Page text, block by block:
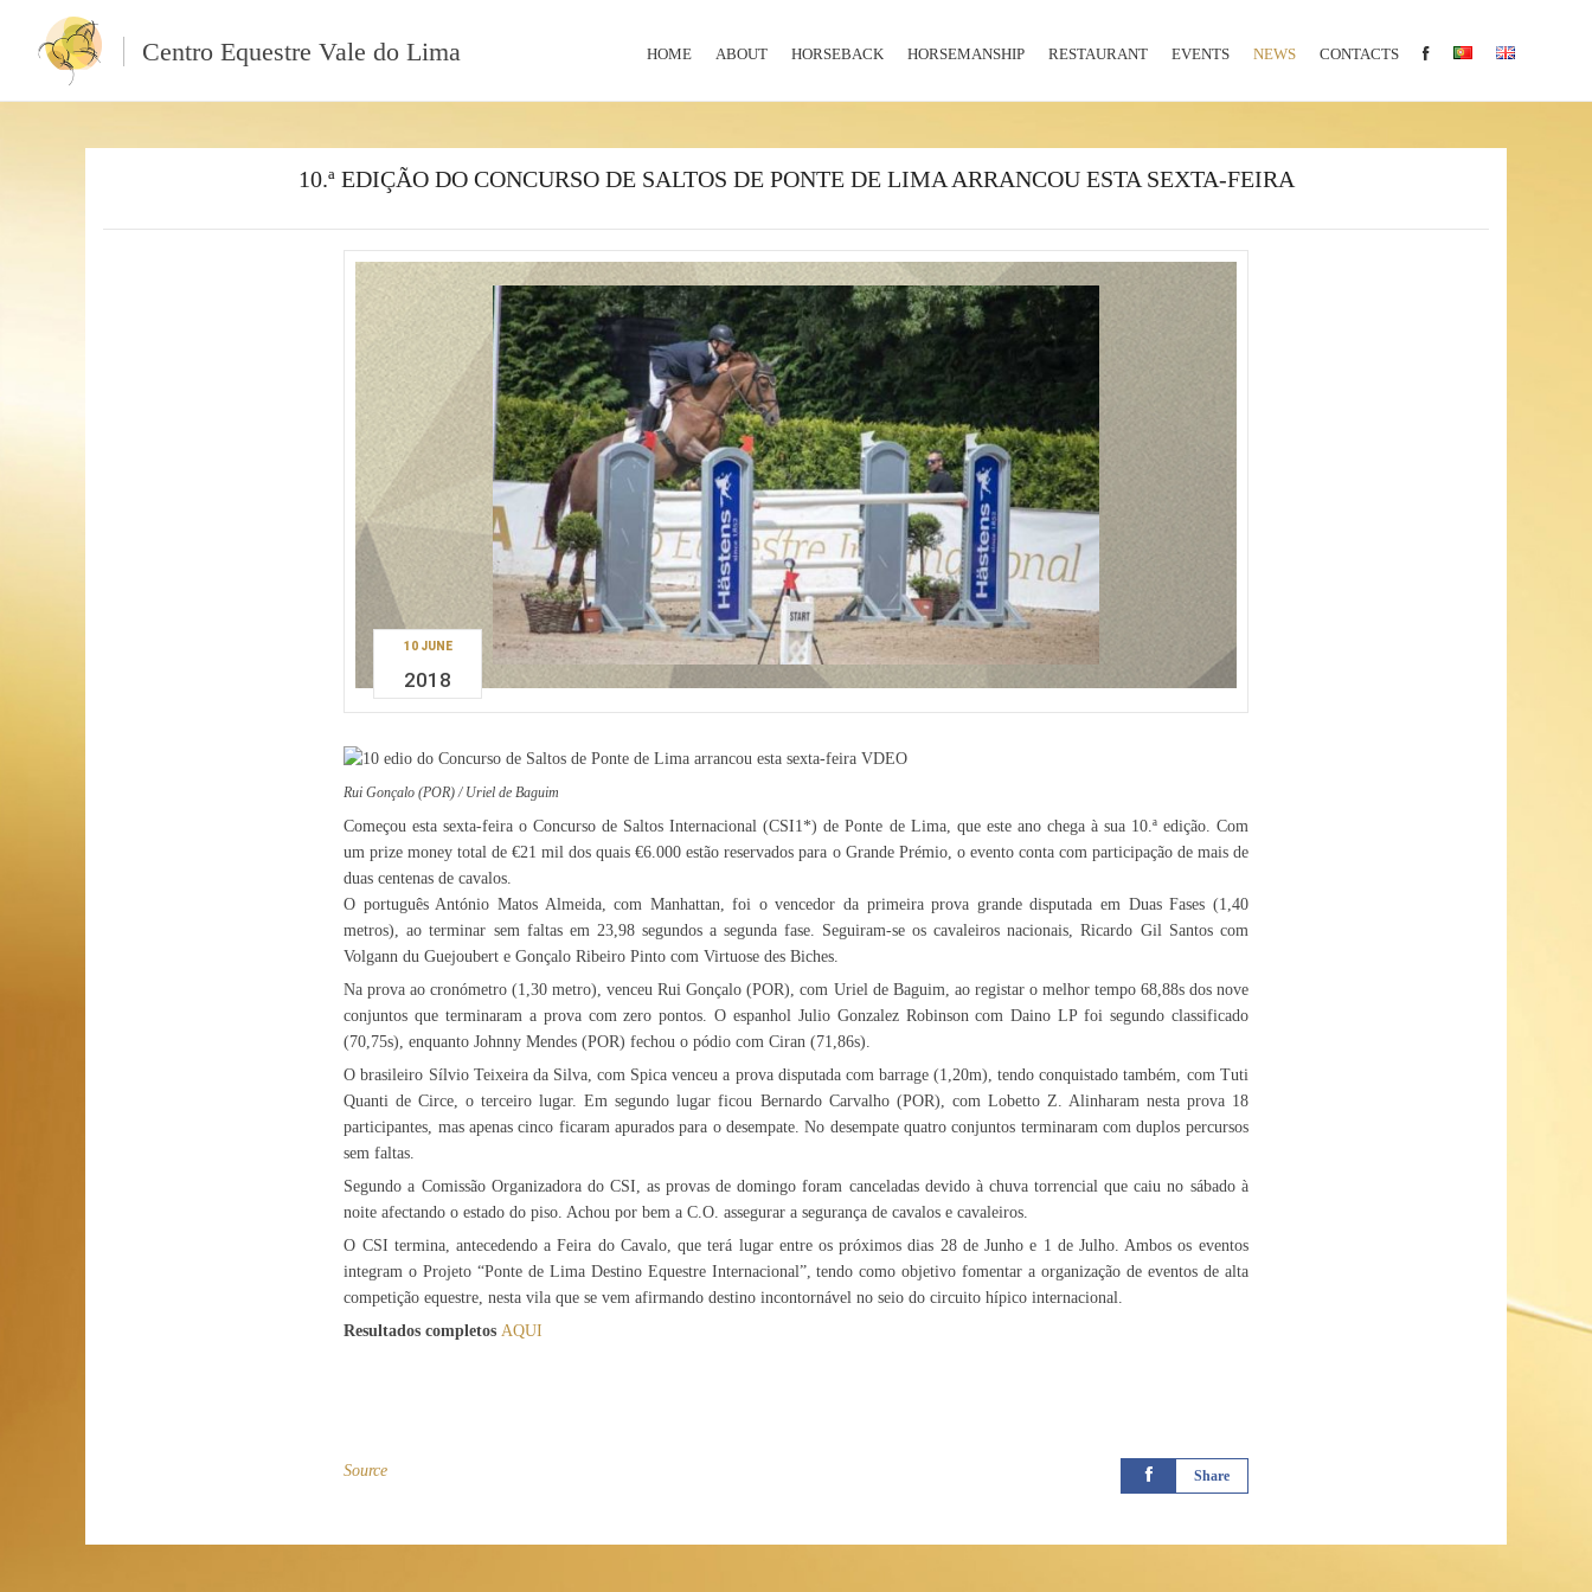
Centro Equestre Vale do Lima HOME ABOUT HORSEBACK HORSEMANSHIP RESTAURANT EVENTS NEWS CONTACTS
10.ª EDIÇÃO DO CONCURSO DE SALTOS DE PONTE DE LIMA ARRANCOU ESTA SEXTA-FEIRA
10 JUNE
2018
Rui Gonçalo (POR) / Uriel de Baguim
Começou esta sexta-feira o Concurso de Saltos Internacional (CSI1*) de Ponte de Lima, que este ano chega à sua 10.ª edição. Com
um prize money total de €21 mil dos quais €6.000 estão reservados para o Grande Prémio, o evento conta com participação de mais de
duas centenas de cavalos.
O português António Matos Almeida, com Manhattan, foi o vencedor da primeira prova grande disputada em Duas Fases (1,40
metros), ao terminar sem faltas em 23,98 segundos a segunda fase. Seguiram-se os cavaleiros nacionais, Ricardo Gil Santos com
Volgann du Guejoubert e Gonçalo Ribeiro Pinto com Virtuose des Biches.
Na prova ao cronómetro (1,30 metro), venceu Rui Gonçalo (POR), com Uriel de Baguim, ao registar o melhor tempo 68,88s dos nove
conjuntos que terminaram a prova com zero pontos. O espanhol Julio Gonzalez Robinson com Daino LP foi segundo classificado
(70,75s), enquanto Johnny Mendes (POR) fechou o pódio com Ciran (71,86s).
O brasileiro Sílvio Teixeira da Silva, com Spica venceu a prova disputada com barrage (1,20m), tendo conquistado também, com Tuti
Quanti de Circe, o terceiro lugar. Em segundo lugar ficou Bernardo Carvalho (POR), com Lobetto Z. Alinharam nesta prova 18
participantes, mas apenas cinco ficaram apurados para o desempate. No desempate quatro conjuntos terminaram com duplos percursos
sem faltas.
Segundo a Comissão Organizadora do CSI, as provas de domingo foram canceladas devido à chuva torrencial que caiu no sábado à
noite afectando o estado do piso. Achou por bem a C.O. assegurar a segurança de cavalos e cavaleiros.
O CSI termina, antecedendo a Feira do Cavalo, que terá lugar entre os próximos dias 28 de Junho e 1 de Julho. Ambos os eventos
integram o Projeto “Ponte de Lima Destino Equestre Internacional”, tendo como objetivo fomentar a organização de eventos de alta
competição equestre, nesta vila que se vem afirmando destino incontornável no seio do circuito hípico internacional.
Resultados completosAQUI
Source Share